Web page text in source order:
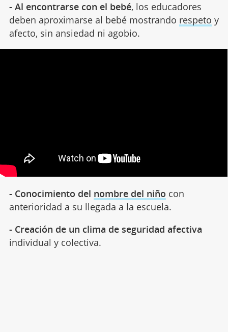
- Al encontrarse con el bebé, los educadores
deben aproximarse al bebé mostrando respeto y
afecto, sin ansiedad ni agobio.
- Conocimiento del nombre del niño con
anterioridad a su llegada a la escuela.
- Creación de un clima de seguridad afectiva
individual y colectiva.